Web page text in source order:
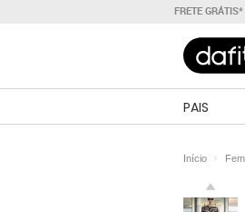
FRETE GRÁTIS*
PAIS
Início